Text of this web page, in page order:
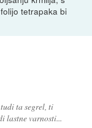
tetrapaka bi
ta segrel, ti
lastne varnosti...